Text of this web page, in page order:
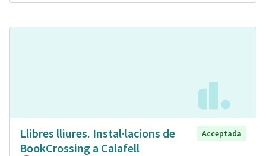
Llibres lliures. Instal·lacions de
BookCrossing a Calafell
Acceptada